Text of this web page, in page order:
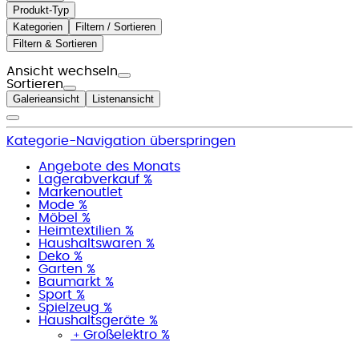
Produkt-Typ
Kategorien
Filtern / Sortieren
Filtern & Sortieren
Ansicht wechseln
Sortieren
Galerieansicht Listenansicht
Kategorie-Navigation überspringen
Angebote des Monats
Lagerabverkauf %
Markenoutlet
Mode %
Möbel %
Heimtextilien %
Haushaltswaren %
Deko %
Garten %
Baumarkt %
Sport %
Spielzeug %
Haushaltsgeräte %
﹢ Großelektro %